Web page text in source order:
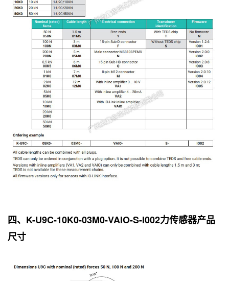
四、K-U9C-10K0-03M0-VAIO-S-I002力传感器产品
尺寸